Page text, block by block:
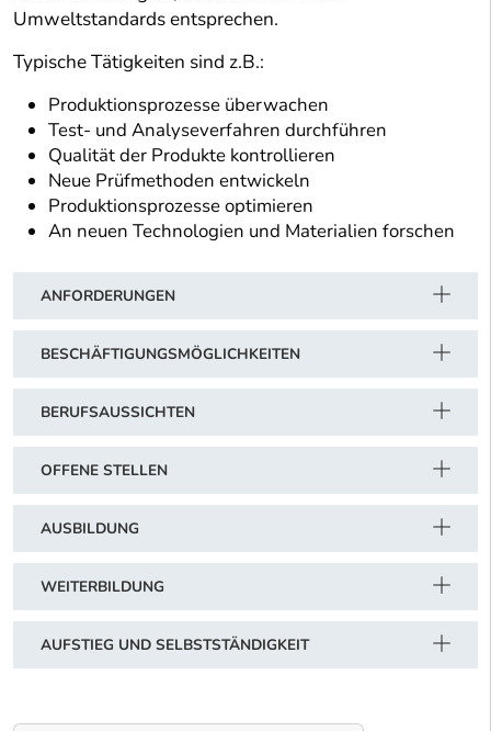
Umweltstandards entsprechen.
Typische Tätigkeiten sind z.B.:
Produktionsprozesse überwachen
Test- und Analyseverfahren durchführen
Qualität der Produkte kontrollieren
Neue Prüfmethoden entwickeln
Produktionsprozesse optimieren
An neuen Technologien und Materialien forschen
ANFORDERUNGEN
BESCHÄFTIGUNGSMÖGLICHKEITEN
BERUFSAUSSICHTEN
OFFENE STELLEN
AUSBILDUNG
WEITERBILDUNG
AUFSTIEG UND SELBSTSTÄNDIGKEIT